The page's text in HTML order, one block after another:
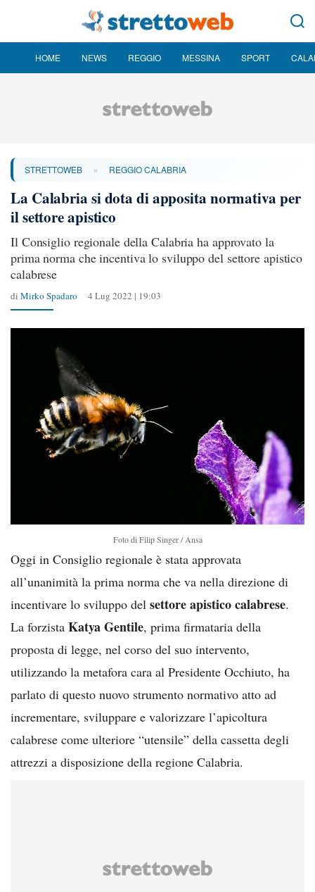
HOME NEWS REGGIO MESSINA SPORT
STRETTOWEB » REGGIO CALABRIA
La Calabria si dota di apposita normativa per
il settore apistico
Il Consiglio regionale della Calabria ha approvato la
prima norma che incentiva lo sviluppo del settore apistico
calabrese
di Mirko Spadaro 4 Lug 2022 | 19:03
Foto di Filip Singer / Ansa
Oggi in Consiglio regionale è stata approvata
all’unanimità la prima norma che va nella direzione di
incentivare lo sviluppo del settore apistico calabrese.
La forzista Katya Gentile, prima firmataria della
proposta di legge, nel corso del suo intervento,
utilizzando la metafora cara al Presidente Occhiuto, ha
parlato di questo nuovo strumento normativo atto ad
incrementare, sviluppare e valorizzare l’apicoltura
calabrese come ulteriore “utensile” della cassetta degli
attrezzi a disposizione della regione Calabria.